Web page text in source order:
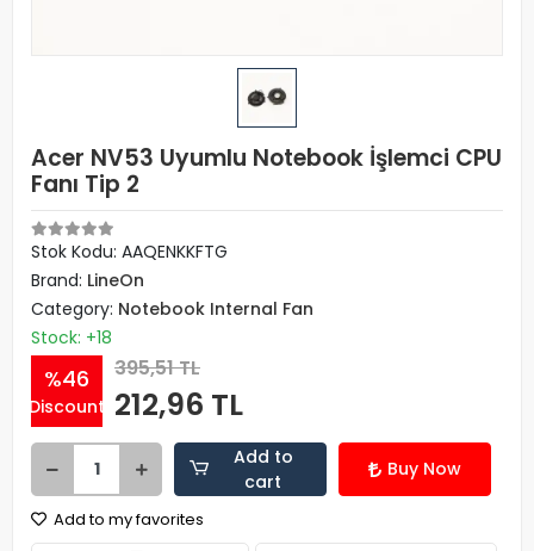
Acer NV53 Uyumlu Notebook İşlemci CPU
Fanı Tip 2
Stok Kodu: AAQENKKFTG
Brand: LineOn
Category: Notebook Internal Fan
Stock: +18
%46
Discount
395,51 TL
212,96 TL
Add to
cart
Buy Now
Add to my favorites